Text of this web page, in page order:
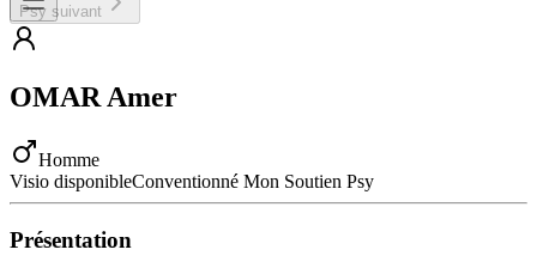
Psy suivant
OMAR Amer
Homme
Visio disponibleConventionné Mon Soutien Psy
Présentation